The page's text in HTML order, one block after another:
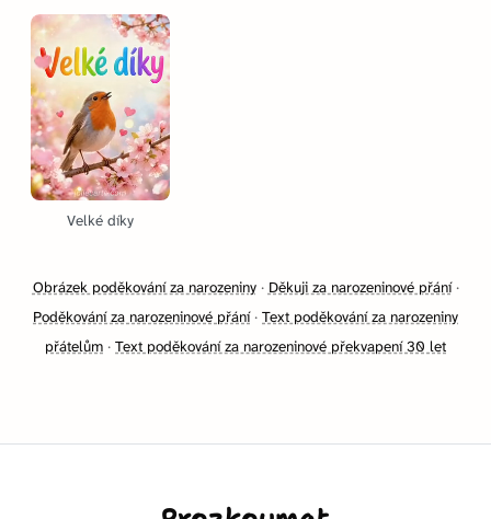
Velké díky
Obrázek poděkování za narozeniny· Děkuji za narozeninové přání·
Poděkování za narozeninové přání· Text poděkování za narozeniny
přátelům · Text poděkování za narozeninové překvapení 30 let